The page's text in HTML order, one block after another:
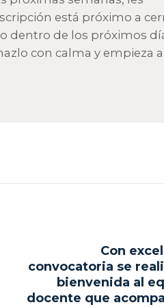
está próximo a
dentro de los próximos
con calma y empieza a
Con
convocatoria se
bienvenida al
docente que